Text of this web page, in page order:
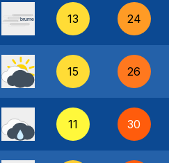
13 24
15 26
11 30